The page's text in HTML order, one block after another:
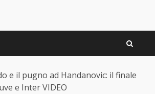
e il pugno ad Handanovic: il finale
e Inter VIDEO